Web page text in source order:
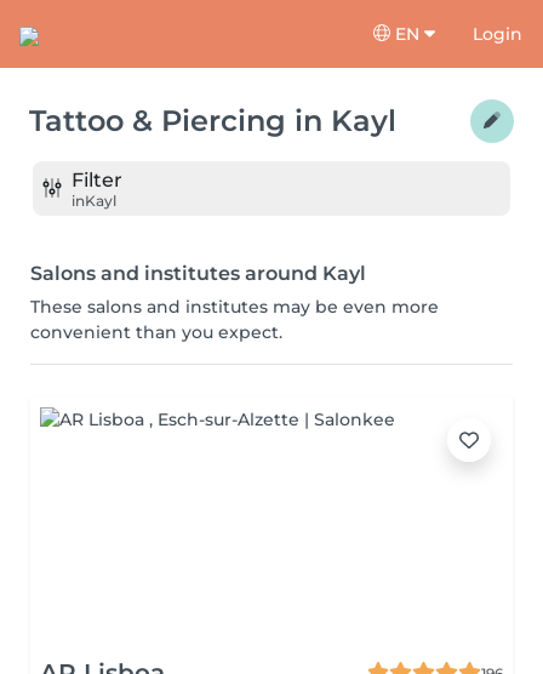
EN Login
Tattoo & Piercing in Kayl
Filter
inKayl
Salons and institutes around Kayl
These salons and institutes may be even more
convenient than you expect.